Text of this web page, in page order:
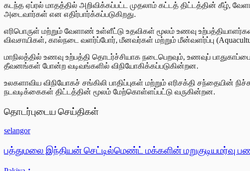
கடந்த ஏப்ரல் மாதத்தில் அறிவிக்கப்பட்ட முதலாம் கட்டத் திட்டத்தின் கீழ்,
அடைவார்கள் என எதிர்பார்க்கப்படுகிறது.
எரிபொருள் மற்றும் வேளாண் உள்ளீட்டு உதவிகள் மூலம் உணவு
விவசாயிகள், கால்நடை வளர்ப்போர், மீனவர்கள் மற்றும் மீன்வளர்ப்பு
மாநிலத்தில் உணவு உற்பத்தி தொடர்ச்சியாக நடைபெறவும், உணவுப்
தீவனங்கள் போன்ற வடிவங்களில் விநியோகிக்கப்படுகின்றன.
உலகளாவிய விநியோகச் சங்கிலி பாதிப்புகள் மற்றும் எரிசக்தி சந்தையின்
நடவடிக்கைகள் திட்டத்தின் மூலம் மேற்கொள்ளப்பட்டு வருகின்றன.
தொடர்புடைய செய்திகள்
selangor
பத்துமலை இந்தியன் செட்டில்மெண்ட் மக்களின் மறுகுடியமர்வு